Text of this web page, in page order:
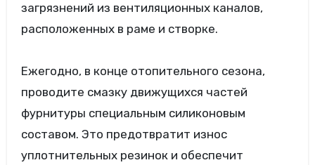
загрязнений из вентиляционных каналов,
расположенных в раме и створке.
Ежегодно, в конце отопительного сезона,
проводите смазку движущихся частей
фурнитуры специальным силиконовым
составом. Это предотвратит износ
уплотнительных резинок и обеспечит